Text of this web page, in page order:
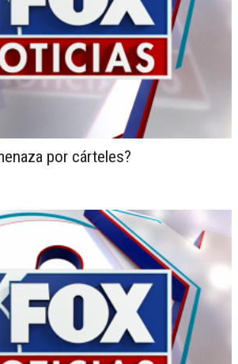
por cárteles?